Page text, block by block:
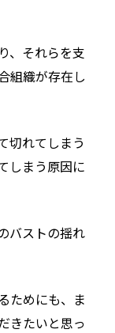
、それらを支
組織が存在し
切れてしまう
しまう原因に
バストの揺れ
ためにも、ま
きたいと思っ